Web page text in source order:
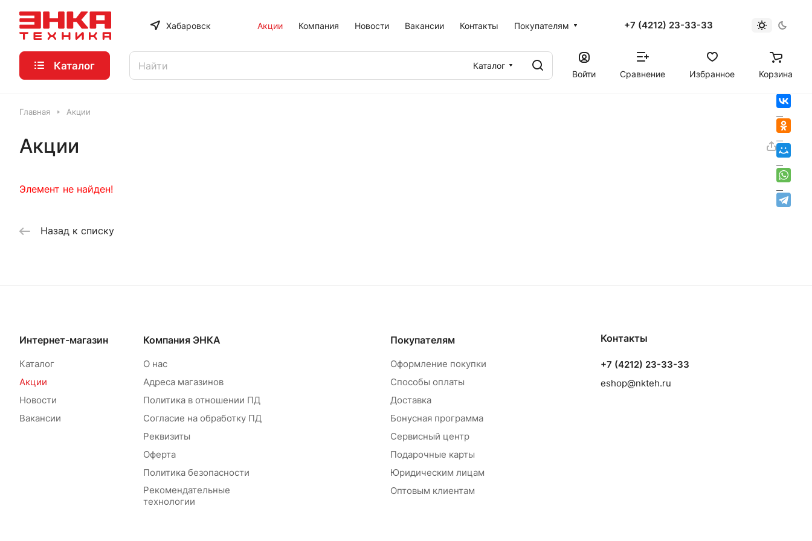
Хабаровск Акции Компания Новости Вакансии Контакты Покупателям +7 (4212) 23-33-33
Каталог
Каталог
Войти
Сравнение Избранное Корзина
Главная Акции
Акции
Элемент не найден!
Назад к списку
Интернет-магазин
Каталог
Акции
Новости
Вакансии
Компания ЭНКА
О нас
Адреса магазинов
Политика в отношении ПД
Согласие на обработку ПД
Реквизиты
Оферта
Политика безопасности
Рекомендательные
технологии
Покупателям
Оформление покупки
Способы оплаты
Доставка
Бонусная программа
Сервисный центр
Подарочные карты
Юридическим лицам
Оптовым клиентам
Контакты
+7 (4212) 23-33-33
eshop@nkteh.ru